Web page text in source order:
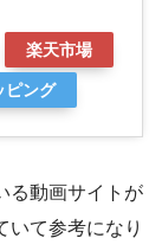
楽天市場
ピング
る動画サイトが
いて参考になり